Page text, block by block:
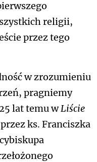
religii,
przez tego
w zrozumieniu
pragniemy
lat temu wLiście
przez ks. Franciszka